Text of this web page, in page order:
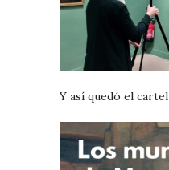
Y así quedó el cartel